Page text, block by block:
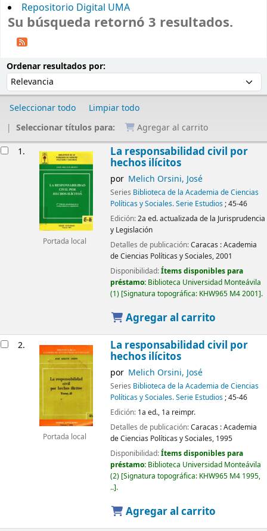
Repositorio Digital UMA
Su búsqueda retornó 3 resultados.
Ordenar resultados por:
Seleccionar todo
Limpiar todo
Seleccionar títulos para:
Agregar al carrito
1.
Portada local
La responsabilidad civil por
hechos ilícitos
por Melich Orsini, José
Series Biblioteca de la Academia de Ciencias
Políticas y Sociales. Serie Estudios; 45-46
Edición:2a ed. actualizada de la Jurisprudencia
y Legislación
Detalles de publicación:Caracas :Academia
de Ciencias Políticas y Sociales,2001
Disponibilidad:Ítems disponibles para
préstamo: Biblioteca Universidad Monteávila
(1) Signatura topográfica: KHW965 M4 2001 .
Agregar al carrito
2.
Portada local
La responsabilidad civil por
hechos ilícitos
por Melich Orsini, José
Series Biblioteca de la Academia de Ciencias
Políticas y Sociales. Serie Estudios; 45-46
Edición: 1a ed., 1a reimpr.
Detalles de publicación:Caracas :Academia
de Ciencias Políticas y Sociales, 1995
Disponibilidad:Ítems disponibles para
préstamo: Biblioteca Universidad Monteávila
(2) Signatura topográfica: KHW965 M4 1995,
.. .
Agregar al carrito